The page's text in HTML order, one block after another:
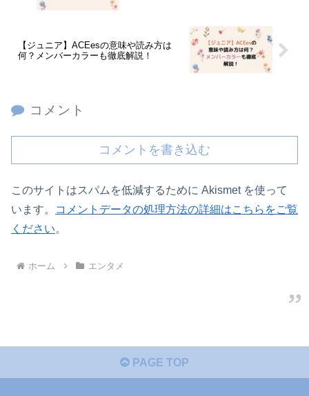
【ジュニア】ACEesの意味や読み方は
何？メンバーカラーも徹底解説！
コメント
コメントを書き込む
このサイトはスパムを低減するために Akismet を使って
います。
コメントデータの処理方法の詳細はこちらをご覧
ください。
ホーム エンタメ
PAGE TOP